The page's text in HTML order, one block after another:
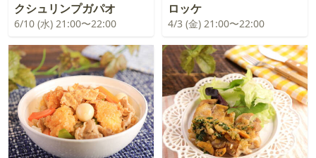
クシュリンプガパオ
6/10 (水) 21:00〜22:00
ロッケ
4/3 (金) 21:00〜22:00